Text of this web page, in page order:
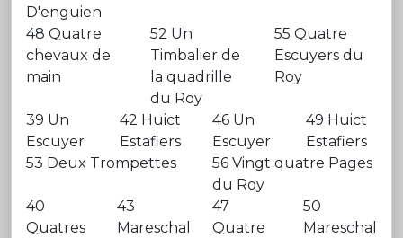
D'enguien
48 Quatre
chevaux de
main
52 Un
Timbalier de
la quadrille
du Roy
55 Quatre
Escuyers du
Roy
39 Un
Escuyer
42 Huict
Estafiers
46 Un
Escuyer
49 Huict
Estafiers
53 Deux Trompettes
56 Vingt quatre Pages
du Roy
40
Quatres
43
Mareschal
47
Quatre
50
Mareschal